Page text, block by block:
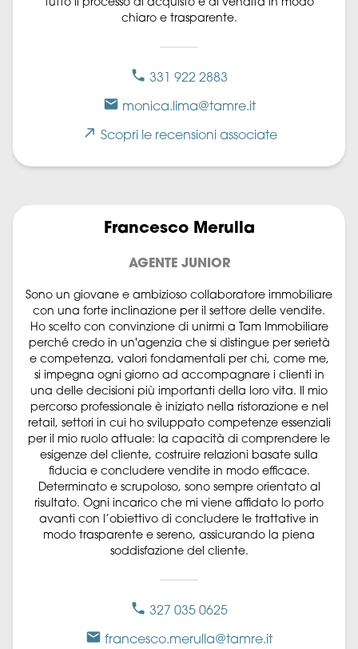
tutto il processo di acquisto e di vendita in modo
chiaro e trasparente.
331 922 2883
monica.lima@tamre.it
Scopri le recensioni associate
Francesco Merulla
AGENTE JUNIOR
Sono un giovane e ambizioso collaboratore immobiliare
con una forte inclinazione per il settore delle vendite.
Ho scelto con convinzione di unirmi a Tam Immobiliare
perché credo in un'agenzia che si distingue per serietà
e competenza, valori fondamentali per chi, come me,
si impegna ogni giorno ad accompagnare i clienti in
una delle decisioni più importanti della loro vita. Il mio
percorso professionale è iniziato nella ristorazione e nel
retail, settori in cui ho sviluppato competenze essenziali
per il mio ruolo attuale: la capacità di comprendere le
esigenze del cliente, costruire relazioni basate sulla
fiducia e concludere vendite in modo efficace.
Determinato e scrupoloso, sono sempre orientato al
risultato. Ogni incarico che mi viene affidato lo porto
avanti con l’obiettivo di concludere le trattative in
modo trasparente e sereno, assicurando la piena
soddisfazione del cliente.
327 035 0625
francesco.merulla@tamre.it